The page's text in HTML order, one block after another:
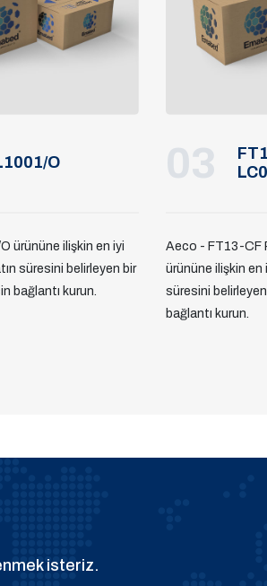
O
ürününe ilişkin en iyi
süresini belirleyen bir
bağlantı kurun.
03
Aeco - FT13-CF
ürününe ilişkin en
süresini
bağlantı kurun.
isteriz.